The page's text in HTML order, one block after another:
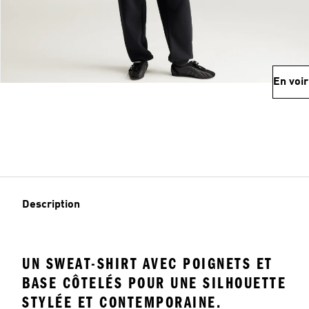
En
Description
UN SWEAT-SHIRT AVEC POIGNETS ET
BASE CÔTELÉS POUR UNE SILHOUETTE
STYLÉE ET CONTEMPORAINE.